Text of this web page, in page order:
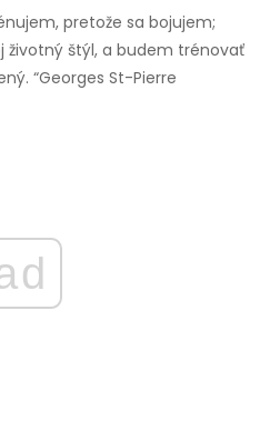
pretože sa bojujem;
životný štýl, a budem trénovať
“Georges St-Pierre